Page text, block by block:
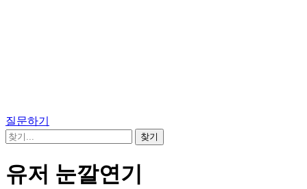
질문하기
유저 눈깔연기